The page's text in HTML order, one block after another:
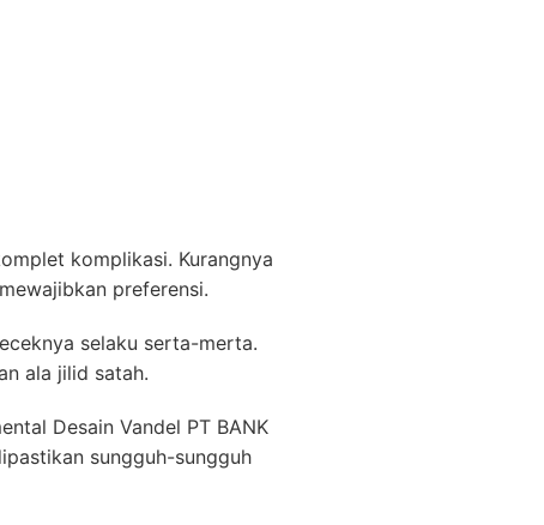
komplikasi. Kurangnya
preferensi.
selaku serta-merta.
ala jilid satah.
Desain Vandel PT BANK
sungguh-sungguh